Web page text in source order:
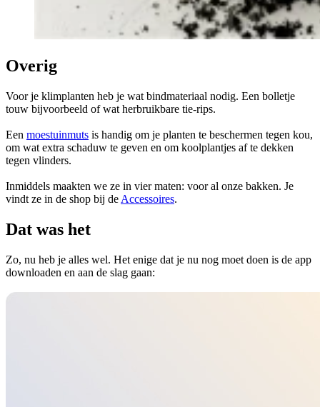
Overig
Voor je klimplanten heb je wat bindmateriaal nodig. Een bolletje
touw bijvoorbeeld of wat herbruikbare tie-rips.
Een moestuinmuts is handig om je planten te beschermen tegen kou,
om wat extra schaduw te geven en om koolplantjes af te dekken
tegen vlinders.
Inmiddels maakten we ze in vier maten: voor al onze bakken. Je
vindt ze in de shop bij de Accessoires.
Dat was het
Zo, nu heb je alles wel. Het enige dat je nu nog moet doen is de app
downloaden en aan de slag gaan: